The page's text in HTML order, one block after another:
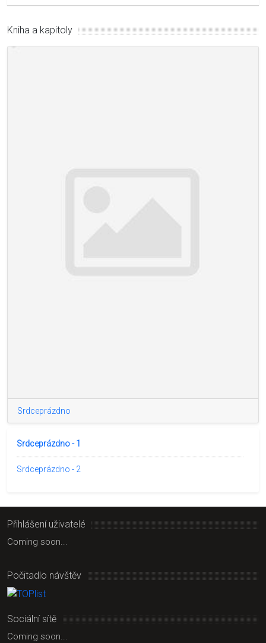
Kniha a kapitoly
Srdceprázdno
Srdceprázdno - 1
Srdceprázdno - 2
Přihlášení uživatelé
Coming soon...
Počitadlo návštěv
Sociální sítě
Coming soon...